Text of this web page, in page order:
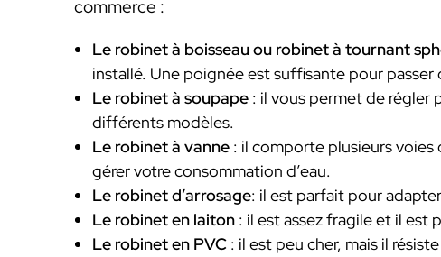
commerce :
Le robinet à boisseau ou robinet à tournant
installé. Une poignée est suffisante pour
Le robinet à soupape : il vous permet de régler
différents modèles.
Le robinet à vanne : il comporte plusieurs voies
gérer votre consommation d’eau.
Le robinet d’arrosage: il est parfait pour
Le robinet en laiton : il est assez fragile et il est
Le robinet en PVC : il est peu cher, mais il